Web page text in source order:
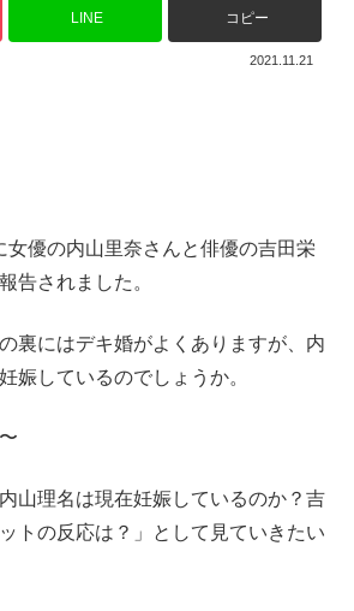
LINE コピー
2021.11.21
女優の内山里奈さんと俳優の吉田栄
告されました。
裏にはデキ婚がよくありますが、内
娠しているのでしょうか。
山理名は現在妊娠しているのか？吉
トの反応は？」として見ていきたい